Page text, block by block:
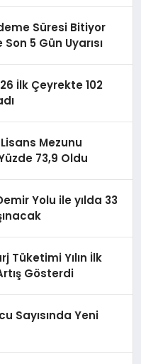
Süresi Bitiyor
5 Gün Uyarısı
İlk Çeyrekte 102
Mezunu
73,9 Oldu
Yolu ile yılda 33
Tüketimi Yılın İlk
Gösterdi
Sayısında Yeni